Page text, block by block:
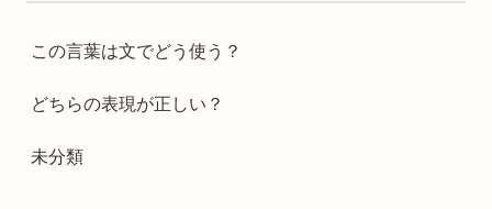
この言葉は文でどう使う？
どちらの表現が正しい？
未分類